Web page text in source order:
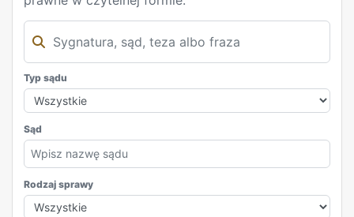
Typ sądu
Sąd
Rodzaj sprawy